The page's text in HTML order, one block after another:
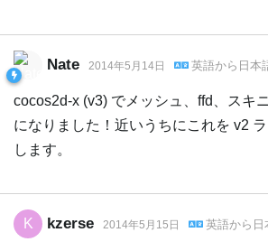
Nate 2014年5月14日 英語から 日本
cocos2d-x (v3) でメッシュ、ffd、スキ
になりました！近いうちにこれを v2
します。
K kzerse 2014年5月15日 英語から 日